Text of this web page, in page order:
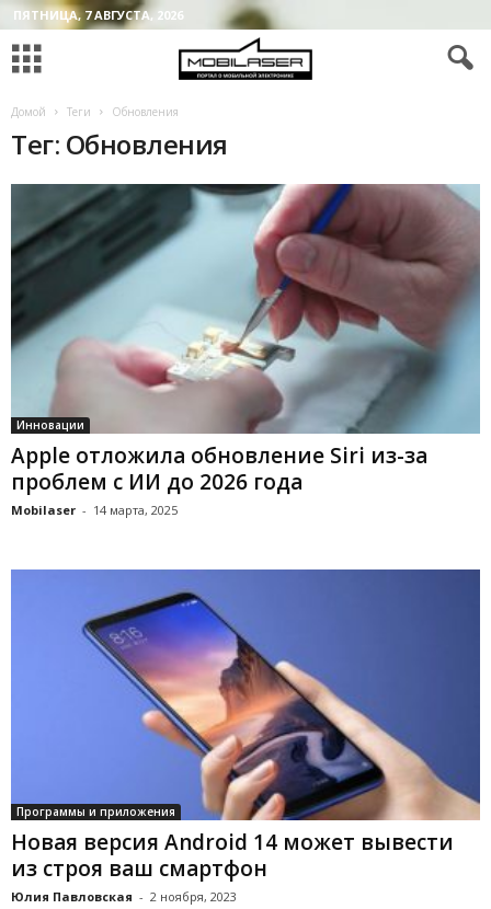
ПЯТНИЦА, 7 АВГУСТА, 2026
Домой Теги Обновления
Тег: Обновления
Инновации
Apple отложила обновление Siri из-за
проблем с ИИ до 2026 года
Mobilaser - 14 марта, 2025
Программы и приложения
Новая версия Android 14 может вывести
из строя ваш смартфон
Юлия Павловская - 2 ноября, 2023